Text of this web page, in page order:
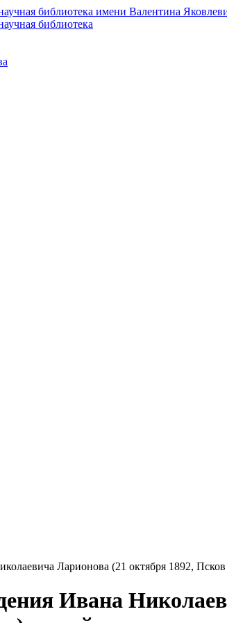
Ларионова (21 октября 1892,
Ивана